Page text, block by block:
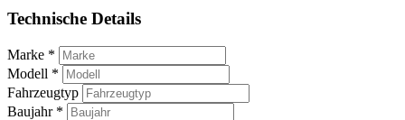
Technische Details
Marke *
Modell *
Fahrzeugtyp
Baujahr *